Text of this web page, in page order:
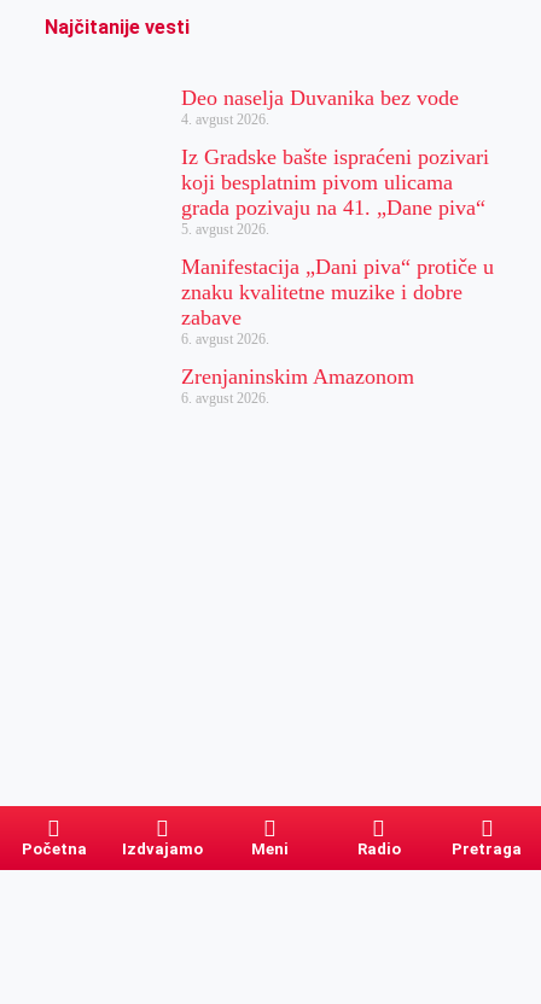
Najčitanije vesti
Deo naselja Duvanika bez vode
4. avgust 2026.
Iz Gradske bašte ispraćeni pozivari
koji besplatnim pivom ulicama
grada pozivaju na 41. „Dane piva“
5. avgust 2026.
Manifestacija „Dani piva“ protiče u
znaku kvalitetne muzike i dobre
zabave
6. avgust 2026.
Zrenjaninskim Amazonom
6. avgust 2026.
Početna Izdvajamo Meni Radio Pretraga